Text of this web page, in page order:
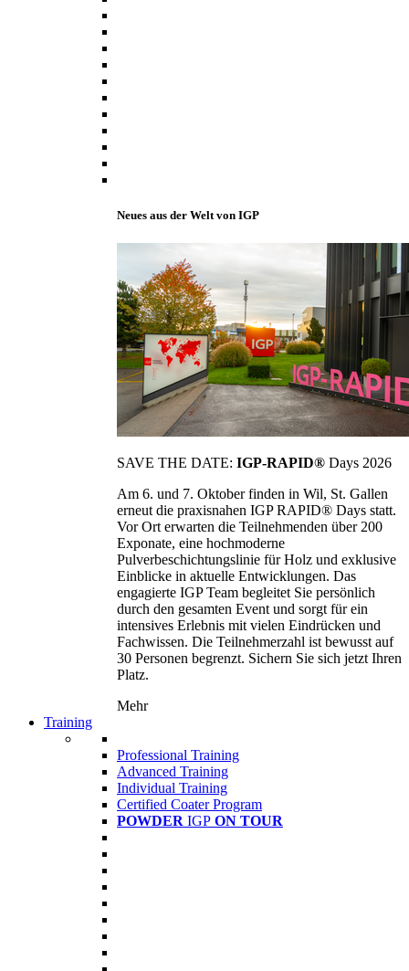
Neues aus der Welt von IGP
SAVE THE DATE: IGP-RAPID® Days 2026
Am 6. und 7. Oktober finden in Wil, St. Gallen
erneut die praxisnahen IGP RAPID® Days statt.
Vor Ort erwarten die Teilnehmenden über 200
Exponate, eine hochmoderne
Pulverbeschichtungslinie für Holz und exklusive
Einblicke in aktuelle Entwicklungen. Das
engagierte IGP Team begleitet Sie persönlich
durch den gesamten Event und sorgt für ein
intensives Erlebnis mit vielen Eindrücken und
Fachwissen. Die Teilnehmerzahl ist bewusst auf
30 Personen begrenzt. Sichern Sie sich jetzt Ihren
Platz.
Mehr
Training
Professional Training
Advanced Training
Individual Training
Certified Coater Program
POWDER IGP ON TOUR